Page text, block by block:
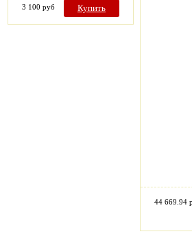
3 100 руб Купить
44 669.94